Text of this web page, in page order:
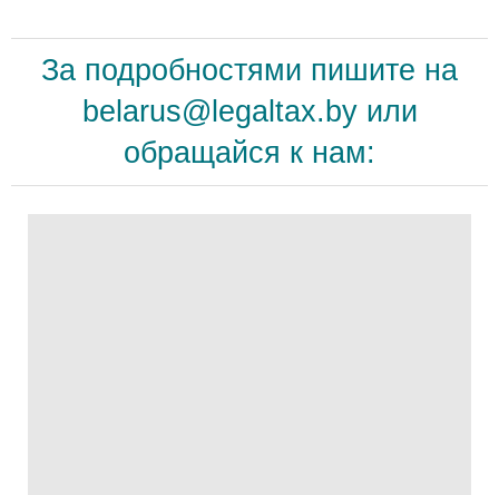
За подробностями пишите на
belarus@legaltax.by или
обращайся к нам: